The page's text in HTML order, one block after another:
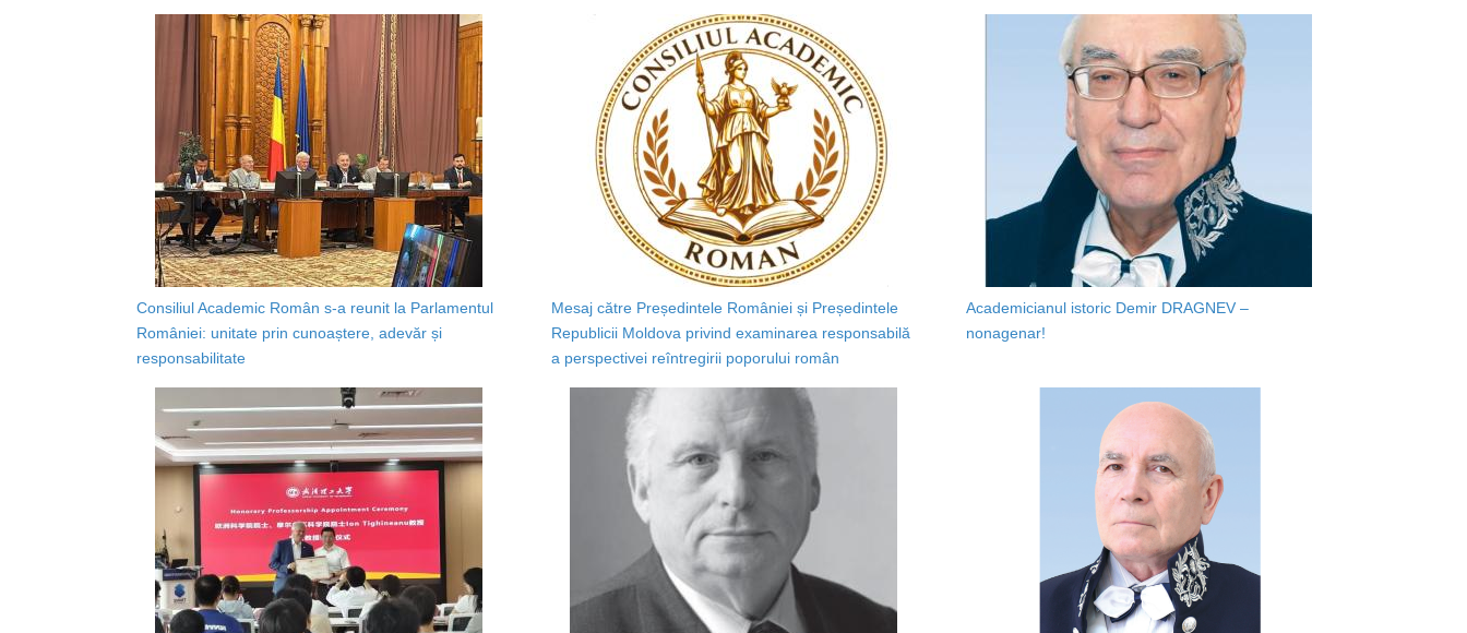
Consiliul Academic Român s-a reunit la Parlamentul
României: unitate prin cunoaștere, adevăr și
responsabilitate
Mesaj către Președintele României și Președintele
Republicii Moldova privind examinarea responsabilă
a perspectivei reîntregirii poporului român
Academicianul istoric Demir DRAGNEV –
nonagenar!